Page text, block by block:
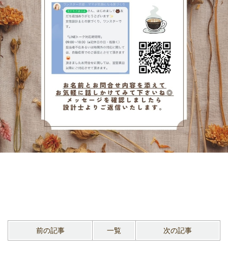
前の記事 一覧 次の記事